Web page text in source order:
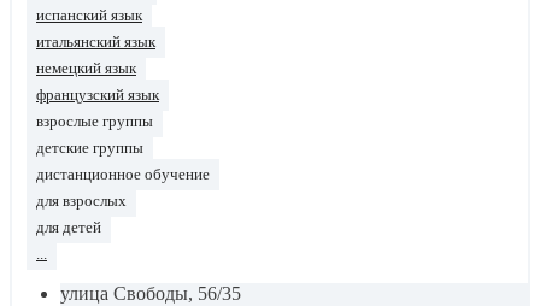
испанский язык
итальянский язык
немецкий язык
французский язык
взрослые группы
детские группы
дистанционное обучение
для взрослых
для детей
...
улица Свободы, 56/35